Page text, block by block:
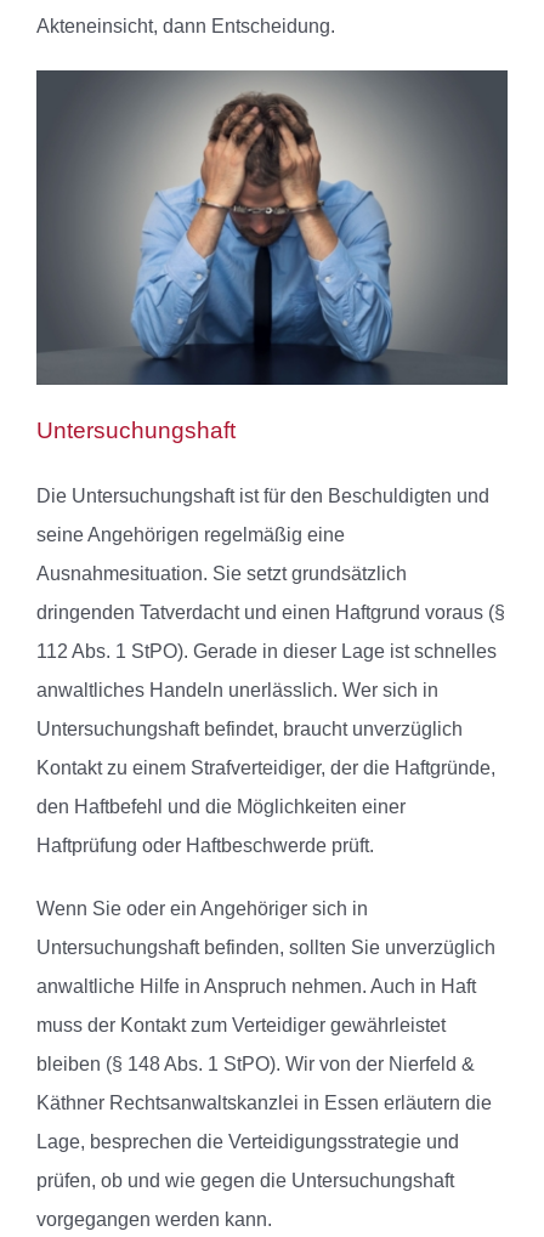
Akteneinsicht, dann Entscheidung.
Untersuchungshaft
Die Untersuchungshaft ist für den Beschuldigten und
seine Angehörigen regelmäßig eine
Ausnahmesituation. Sie setzt grundsätzlich
dringenden Tatverdacht und einen Haftgrund voraus (§
112 Abs. 1 StPO). Gerade in dieser Lage ist schnelles
anwaltliches Handeln unerlässlich. Wer sich in
Untersuchungshaft befindet, braucht unverzüglich
Kontakt zu einem Strafverteidiger, der die Haftgründe,
den Haftbefehl und die Möglichkeiten einer
Haftprüfung oder Haftbeschwerde prüft.
Wenn Sie oder ein Angehöriger sich in
Untersuchungshaft befinden, sollten Sie unverzüglich
anwaltliche Hilfe in Anspruch nehmen. Auch in Haft
muss der Kontakt zum Verteidiger gewährleistet
bleiben (§ 148 Abs. 1 StPO). Wir von der Nierfeld &
Käthner Rechtsanwaltskanzlei in Essen erläutern die
Lage, besprechen die Verteidigungsstrategie und
prüfen, ob und wie gegen die Untersuchungshaft
vorgegangen werden kann.